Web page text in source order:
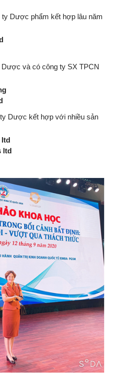
ty Dược phẩm kết hợp lâu năm
Dược và có công ty SX TPCN
Dược kết hợp với nhiều sản
ltd
ltd